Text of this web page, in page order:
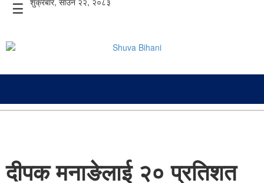
☰
दीपक मनाङेलाई २० प्रतिशत